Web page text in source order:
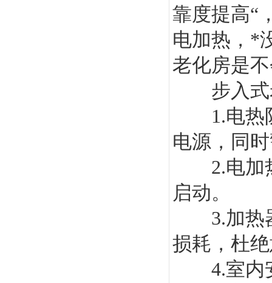
靠度提高“
电加热，*
老化房是
步入式
1.电热防
电源，同
2.电加热
启动。
3.加热器
损耗，杜
4.室内安